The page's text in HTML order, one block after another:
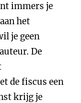
immers je
het
je geen
De
de fiscus een
krijg je